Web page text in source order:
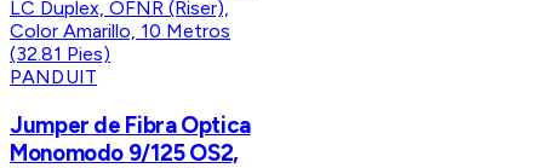
PANDUIT
Jumper de Fibra Optica
Monomodo 9/125 OS2,